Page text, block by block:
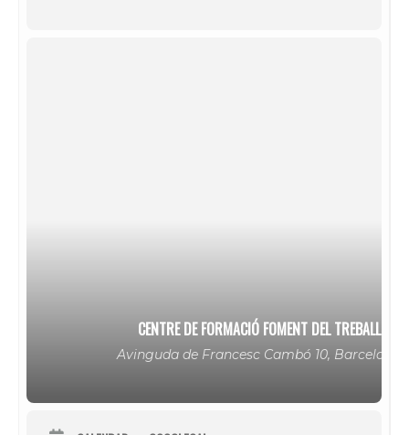
CENTRE DE FORMACIÓ FOMENT DEL TREBALL
Avinguda de Francesc Cambó 10, Barcelona